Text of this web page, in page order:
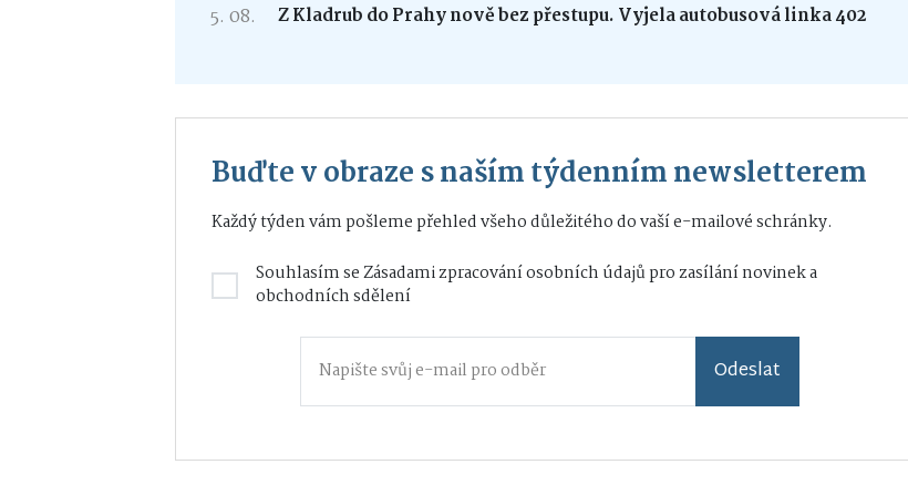
5. 08. Z Kladrub do Prahy nově bez přestupu. Vyjela autobusová linka 402
Buďte v obraze s naším týdenním newsletterem
Každý týden vám pošleme přehled všeho důležitého do vaší e-mailové schránky.
Souhlasím seZásadami zpracování osobních údajůpro zasílání novinek a
obchodních sdělení
Odeslat